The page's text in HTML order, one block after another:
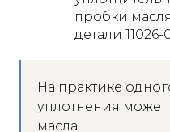
пробки
детали 11026-
На практике
уплотнения может
масла.